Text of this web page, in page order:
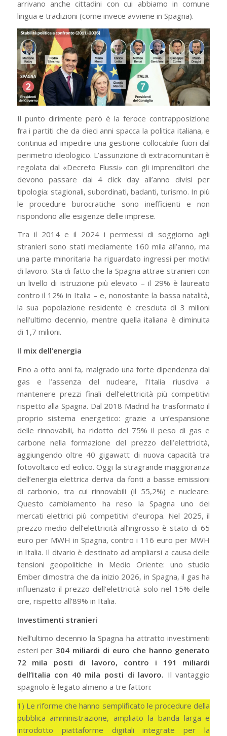
arrivano anche cittadini con cui abbiamo in comune
lingua e tradizioni (come invece avviene in Spagna).
Il punto dirimente però è la feroce contrapposizione
fra i partiti che da dieci anni spacca la politica italiana, e
continua ad impedire una gestione collocabile fuori dal
perimetro ideologico. L’assunzione di extracomunitari è
regolata dal «Decreto Flussi» con gli imprenditori che
devono passare dai 4 click day all’anno divisi per
tipologia: stagionali, subordinati, badanti, turismo. In più
le procedure burocratiche sono inefficienti e non
rispondono alle esigenze delle imprese.
Tra il 2014 e il 2024 i permessi di soggiorno agli
stranieri sono stati mediamente 160 mila all’anno, ma
una parte minoritaria ha riguardato ingressi per motivi
di lavoro. Sta di fatto che la Spagna attrae stranieri con
un livello di istruzione più elevato – il 29% è laureato
contro il 12% in Italia – e, nonostante la bassa natalità,
la sua popolazione residente è cresciuta di 3 milioni
nell’ultimo decennio, mentre quella italiana è diminuita
di 1,7 milioni.
Il mix dell’energia
Fino a otto anni fa, malgrado una forte dipendenza dal
gas e l’assenza del nucleare, l’Italia riusciva a
mantenere prezzi finali dell’elettricità più competitivi
rispetto alla Spagna. Dal 2018 Madrid ha trasformato il
proprio sistema energetico: grazie a un’espansione
delle rinnovabili, ha ridotto del 75% il peso di gas e
carbone nella formazione del prezzo dell’elettricità,
aggiungendo oltre 40 gigawatt di nuova capacità tra
fotovoltaico ed eolico. Oggi la stragrande maggioranza
dell’energia elettrica deriva da fonti a basse emissioni
di carbonio, tra cui rinnovabili (il 55,2%) e nucleare.
Questo cambiamento ha reso la Spagna uno dei
mercati elettrici più competitivi d’europa. Nel 2025, il
prezzo medio dell’elettricità all’ingrosso è stato di 65
euro per MWH in Spagna, contro i 116 euro per MWH
in Italia. Il divario è destinato ad ampliarsi a causa delle
tensioni geopolitiche in Medio Oriente: uno studio
Ember dimostra che da inizio 2026, in Spagna, il gas ha
influenzato il prezzo dell’elettricità solo nel 15% delle
ore, rispetto all’89% in Italia.
Investimenti stranieri
Nell’ultimo decennio la Spagna ha attratto investimenti
esteri per304 miliardi di euro che hanno generato
72 mila posti di lavoro, contro i 191 miliardi
dell’Italia con 40 mila posti di lavoro. Il vantaggio
spagnolo è legato almeno a tre fattori:
1) Le riforme che hanno semplificato le procedure della
pubblica amministrazione, ampliato la banda larga e
introdotto piattaforme digitali integrate per la